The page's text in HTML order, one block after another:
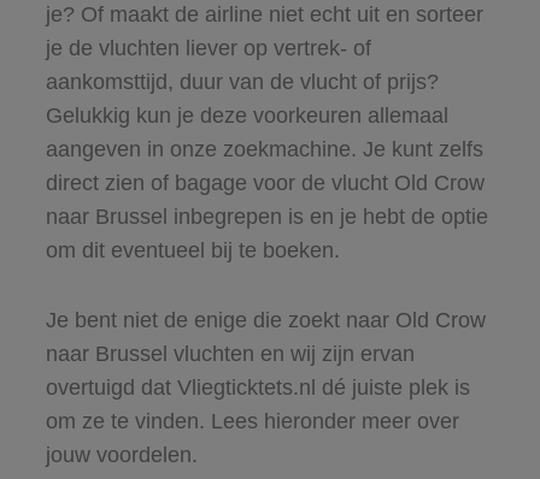
je? Of maakt de airline niet echt uit en sorteer
je de vluchten liever op vertrek- of
aankomsttijd, duur van de vlucht of prijs?
Gelukkig kun je deze voorkeuren allemaal
aangeven in onze zoekmachine. Je kunt zelfs
direct zien of bagage voor de vlucht Old Crow
naar Brussel inbegrepen is en je hebt de optie
om dit eventueel bij te boeken.
Je bent niet de enige die zoekt naar Old Crow
naar Brussel vluchten en wij zijn ervan
overtuigd dat Vliegticktets.nl dé juiste plek is
om ze te vinden. Lees hieronder meer over
jouw voordelen.